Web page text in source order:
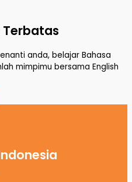
Terbatas
anda, belajar Bahasa
mimpimu bersama English